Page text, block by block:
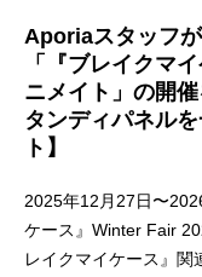
Aporiaスタッフ
「『ブレイクマ
ニメイト」の開
タンディパネル
ト】
2025年12月27日〜
ケース』Winter Fair
レイクマイケース』関